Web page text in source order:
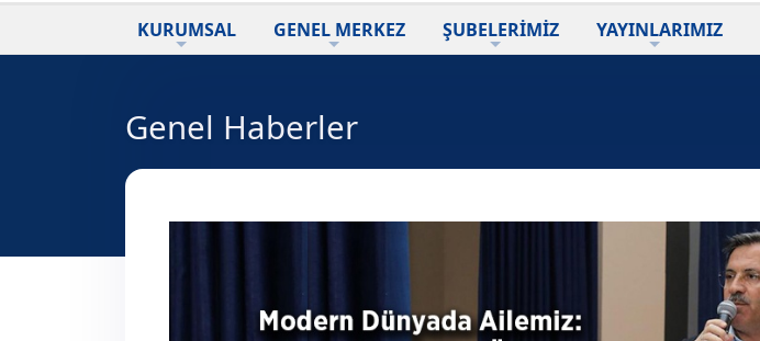
KURUMSAL GENEL MERKEZ ŞUBELERİMİZ YAYINLARIMIZ
Genel Haberler